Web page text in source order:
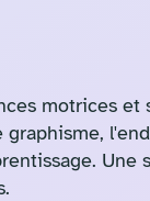
motrices